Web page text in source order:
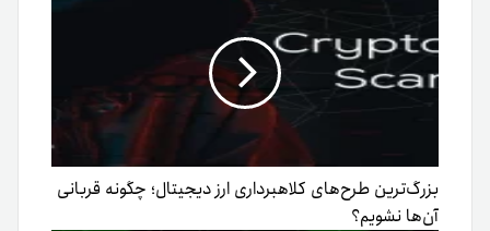
بزرگ‌ترین طرح‌های کلاهبرداری ارز دیجیتال؛ چگونه قربانی
آن‌ها نشویم؟